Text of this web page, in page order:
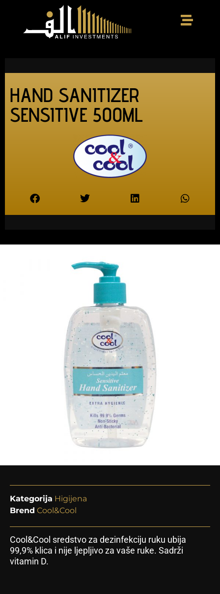
HAND SANITIZER
SENSITIVE 500ML
Kategorija Higijena
Brend Cool&Cool
Cool&Cool sredstvo za dezinfekciju ruku ubija
99,9% klica i nije ljepljivo za vaše ruke. Sadrži
vitamin D.